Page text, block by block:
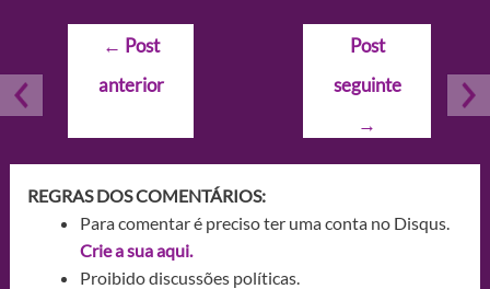
Navegação
Post
← Post
anterior
Post
seguinte
→
REGRAS DOS COMENTÁRIOS:
Para comentar é preciso ter uma conta no Disqus.
Crie a sua aqui.
Proibido discussões políticas.